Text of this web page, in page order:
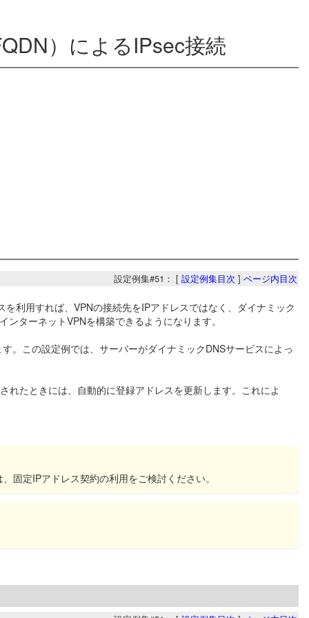
）によるIPsec接続
設定例集#51： [ 設定例集目次 ] ページ内目次
利用すれば、VPNの接続先をIPアドレスではなく、ダイナミック
ターネットVPNを構築できるようになります。
。この設定例では、サーバーがダイナミックDNSサービスによっ
れたときには、自動的に登録アドレスを更新します。これによ
固定IPアドレス契約の利用をご検討ください。